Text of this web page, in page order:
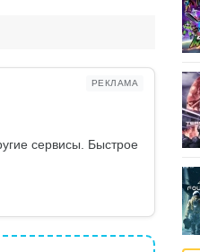
РЕКЛАМА
сервисы. Быстрое